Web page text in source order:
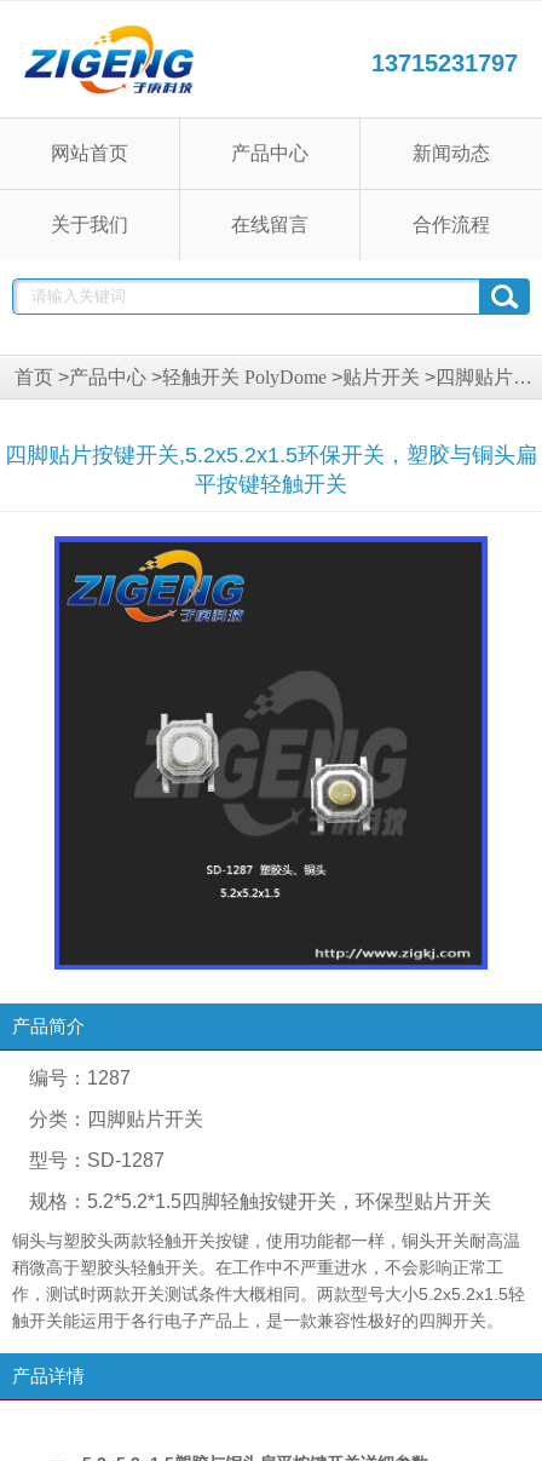
13715231797
网站首页 产品中心 新闻动态
关于我们 在线留言 合作流程
首页 >产品中心 >轻触开关 PolyDome >贴片开关 >四脚贴片开关
四脚贴片按键开关,5.2x5.2x1.5环保开关，塑胶与铜头扁
平按键轻触开关
产品简介
编号： 1287
分类： 四脚贴片开关
型号： SD-1287
规格： 5.2*5.2*1.5四脚轻触按键开关，环保型贴片开关
铜头与塑胶头两款轻触开关按键，使用功能都一样，铜头开关耐高温
稍微高于塑胶头轻触开关。在工作中不严重进水，不会影响正常工
作，测试时两款开关测试条件大概相同。两款型号大小5.2x5.2x1.5轻
触开关能运用于各行电子产品上，是一款兼容性极好的四脚开关。
产品详情